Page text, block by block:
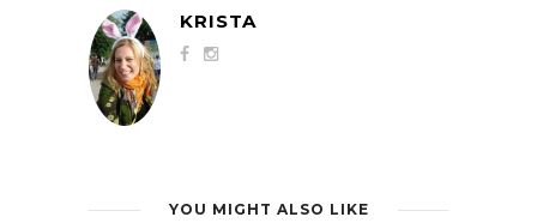
KRISTA
YOU MIGHT ALSO LIKE